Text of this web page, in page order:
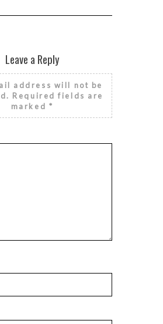
Leave a Reply
address will not be
Required fields are
marked *